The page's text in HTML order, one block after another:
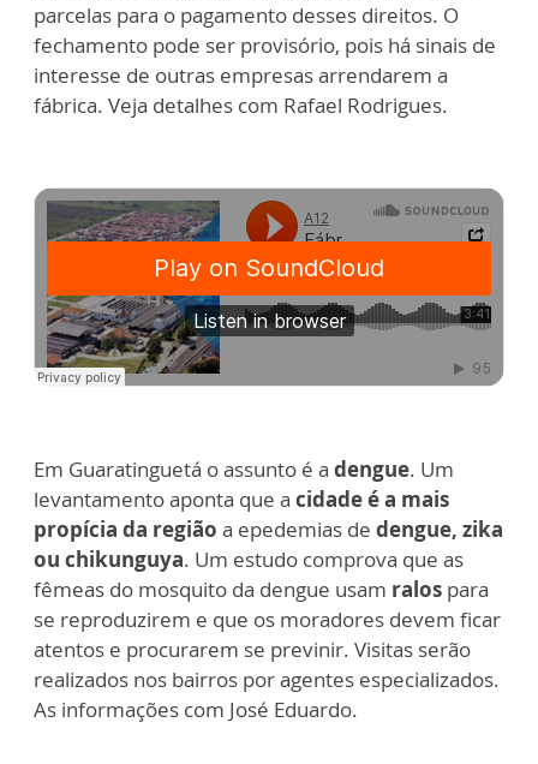
parcelas para o pagamento desses direitos. O
fechamento pode ser provisório, pois há sinais de
interesse de outras empresas arrendarem a
fábrica. Veja detalhes com Rafael Rodrigues.
Em Guaratinguetá o assunto é a dengue. Um
levantamento aponta que a cidade é a mais
propícia da região a epedemias de dengue, zika
ou chikunguya. Um estudo comprova que as
fêmeas do mosquito da dengue usam ralos para
se reproduzirem e que os moradores devem ficar
atentos e procurarem se previnir. Visitas serão
realizados nos bairros por agentes especializados.
As informações com José Eduardo.